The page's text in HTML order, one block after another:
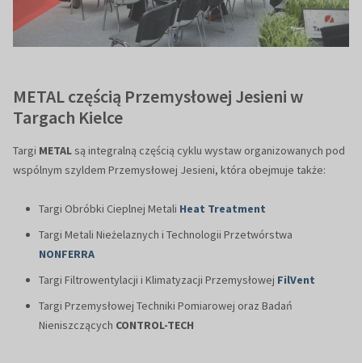
METAL częścią Przemysłowej Jesieni w
Targach Kielce
Targi METALsą integralną częścią cyklu wystaw organizowanych pod
wspólnym szyldem Przemysłowej Jesieni, która obejmuje także:
Targi Obróbki Cieplnej Metali Heat Treatment
Targi Metali Nieżelaznych i Technologii Przetwórstwa
NONFERRA
Targi Filtrowentylacji i Klimatyzacji Przemysłowej FilVent
Targi Przemysłowej Techniki Pomiarowej oraz Badań
Nieniszczących CONTROL-TECH